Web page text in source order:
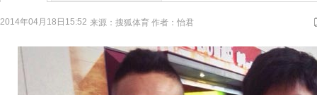
2014年04月18日15:52 来源： 搜狐体育 作者：怡君